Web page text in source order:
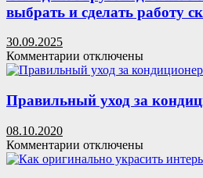
каком
топливе
выбрать и сделать работу
30.09.2025
Комментарии к
записи
грузоподъемное
оборудование:
и
сделать
отключены
Правильный уход за
08.10.2020
Комментарии к
записи
отключены